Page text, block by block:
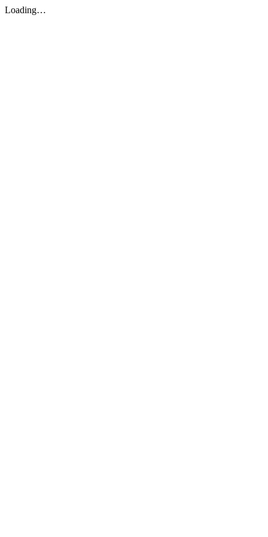
Loading…